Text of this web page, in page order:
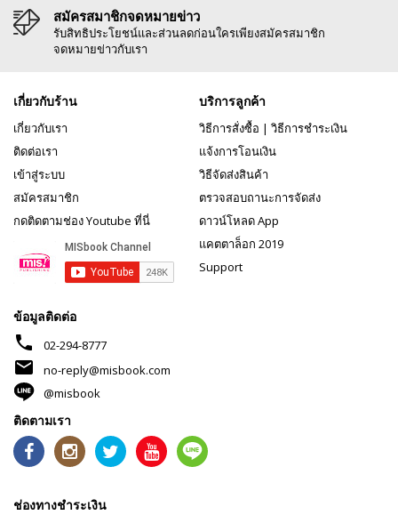
สมัครสมาชิกจดหมายข่าว
รับสิทธิประโยชน์และส่วนลดก่อนใครเพียงสมัครสมาชิก
จดหมายข่าวกับเรา
เกี่ยวกับร้าน
เกี่ยวกับเรา
ติดต่อเรา
เข้าสู่ระบบ
สมัครสมาชิก
กดติดตามช่อง Youtube ที่นี่
บริการลูกค้า
วิธีการสั่งซื้อ | วิธีการชำระเงิน
แจ้งการโอนเงิน
วิธีจัดส่งสินค้า
ตรวจสอบถานะการจัดส่ง
ดาวน์โหลด App
แคตตาล็อก 2019
Support
ข้อมูลติดต่อ
phone 02-294-8777
mail
no-reply@misbook.com
@misbook
ติดตามเรา
ช่องทางชำระเงิน